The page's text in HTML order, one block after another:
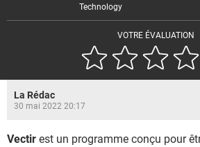
VOTRE ÉVALUATION
Technology
La Rédac
30 mai 2022 20:17
Vectir est un programme conçu pour